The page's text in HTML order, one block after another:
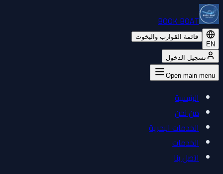
BOOK BOAT
EN
قائمة القوارب واليخوت
تسجيل الدخول
Open main menu
الرئيسية
من نحن
الخدمات البحرية
الخدمات
اتصل بنا